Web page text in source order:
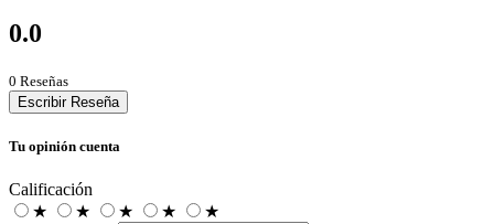
0.0
0 Reseñas
Escribir Reseña
Tu opinión cuenta
Calificación
★
★ ★ ★ ★